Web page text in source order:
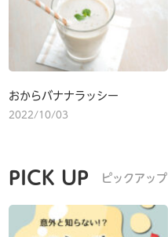
おからバナナラッシー
2022/10/03
PICK UP ピックアップ